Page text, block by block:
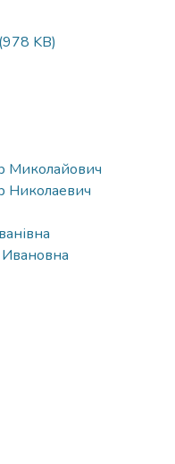
(978 KB)
Миколайович
Николаевич
Ивановна